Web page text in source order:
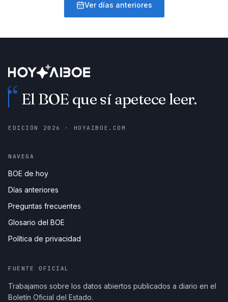
Ver días anteriores
“ El BOE que sí apetece leer.
EDICIÓN 2026 · HOYAIBOE.COM
NAVEGA
BOE de hoy
Días anteriores
Preguntas frecuentes
Glosario del BOE
Política de privacidad
FUENTE OFICIAL
Trabajamos sobre los datos abiertos publicados a diario en el
Boletín Oficial del Estado.